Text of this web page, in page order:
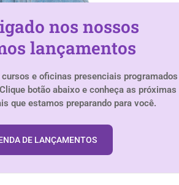
nos nossos
lançamentos
e oficinas presenciais programados
botão abaixo e conheça as próximas
que estamos preparando para você.
DE LANÇAMENTOS